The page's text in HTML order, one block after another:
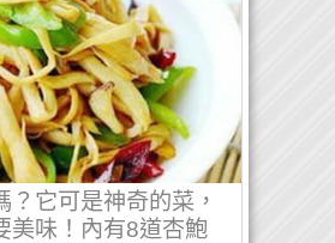
？它可是神奇的菜，
美味！內有8道杏鮑